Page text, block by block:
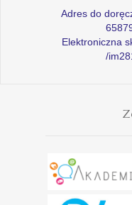
Adres do
Elektroniczna
/